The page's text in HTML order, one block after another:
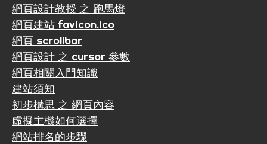
網頁設計教授 之 跑馬燈
網頁建站 favicon.ico
網頁 scrollbar
網頁設計 之 cursor 參數
網頁相關入門知識
建站須知
初步構思 之 網頁內容
虛擬主機如何選擇
網站排名的步驟